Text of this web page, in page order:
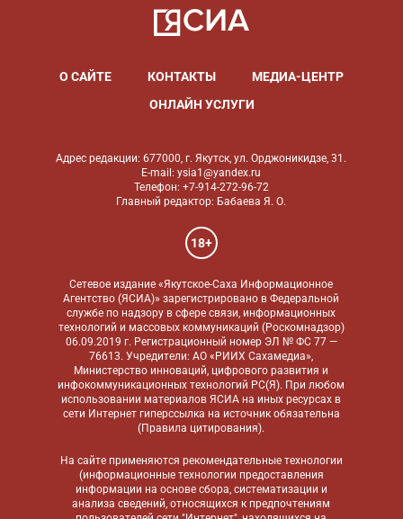
О САЙТЕ КОНТАКТЫ
МЕДИА-ЦЕНТР
ОНЛАЙН УСЛУГИ
Адрес редакции: 677000, г. Якутск, ул. Орджоникидзе, 31.
E-mail: ysia1@yandex.ru
Телефон: +7-914-272-96-72
Главный редактор: Бабаева Я. О.
18+
Сетевое издание «Якутское-Саха Информационное
Агентство (ЯСИА)» зарегистрировано в Федеральной
службе по надзору в сфере связи, информационных
технологий и массовых коммуникаций (Роскомнадзор)
06.09.2019 г. Регистрационный номер ЭЛ № ФС 77 —
76613. Учредители: АО «РИИХ Сахамедиа»,
Министерство инноваций, цифрового развития и
инфокоммуникационных технологий РС(Я). При любом
использовании материалов ЯСИА на иных ресурсах в
сети Интернет гиперссылка на источник обязательна
(Правила цитирования).
На сайте применяются рекомендательные технологии
(информационные технологии предоставления
информации на основе сбора, систематизации и
анализа сведений, относящихся к предпочтениям